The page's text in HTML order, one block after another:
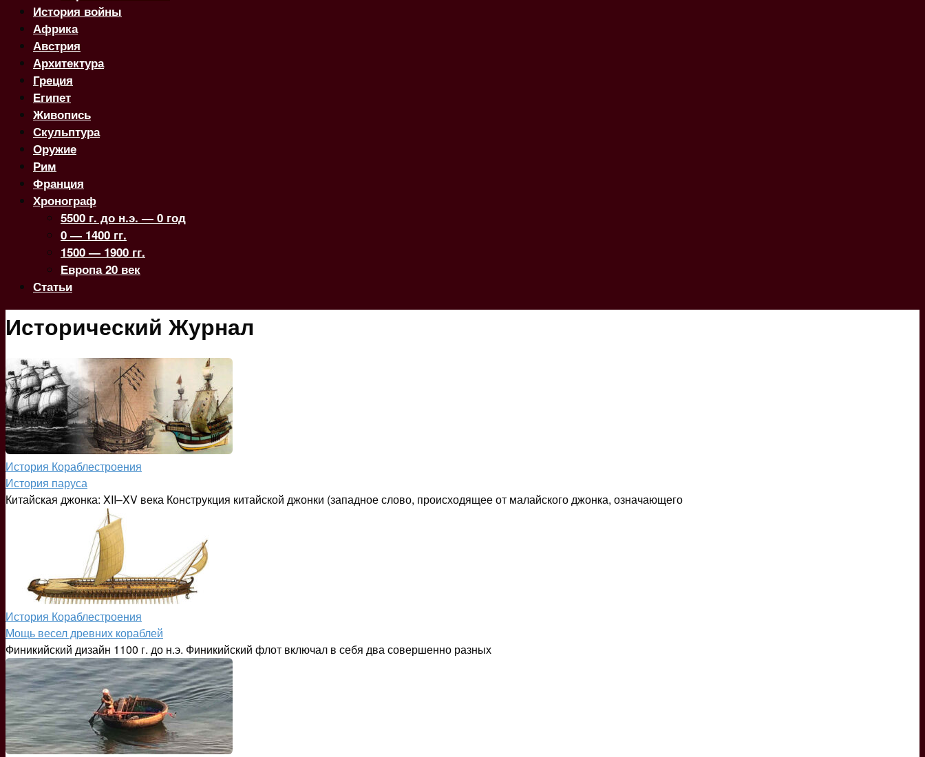
История войны
Африка
Австрия
Архитектура
Греция
Египет
Живопись
Скульптура
Оружие
Рим
Франция
Хронограф
5500 г. до н.э. — 0 год
0 — 1400 гг.
1500 — 1900 гг.
Европа 20 век
Статьи
Исторический Журнал
История Кораблестроения
История паруса
Китайская джонка: XII–XV века Конструкция китайской джонки (западное слово, происходящее от малайского джонка, означающего
История Кораблестроения
Мощь весел древних кораблей
Финикийский дизайн 1100 г. до н.э. Финикийский флот включал в себя два совершенно разных